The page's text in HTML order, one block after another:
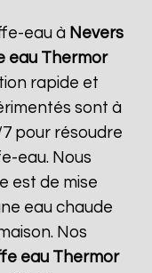
eau à Nevers
eau Thermor
rapide et
sont à
pour résoudre
eau. Nous
est de mise
eau chaude
Nos
eau Thermor